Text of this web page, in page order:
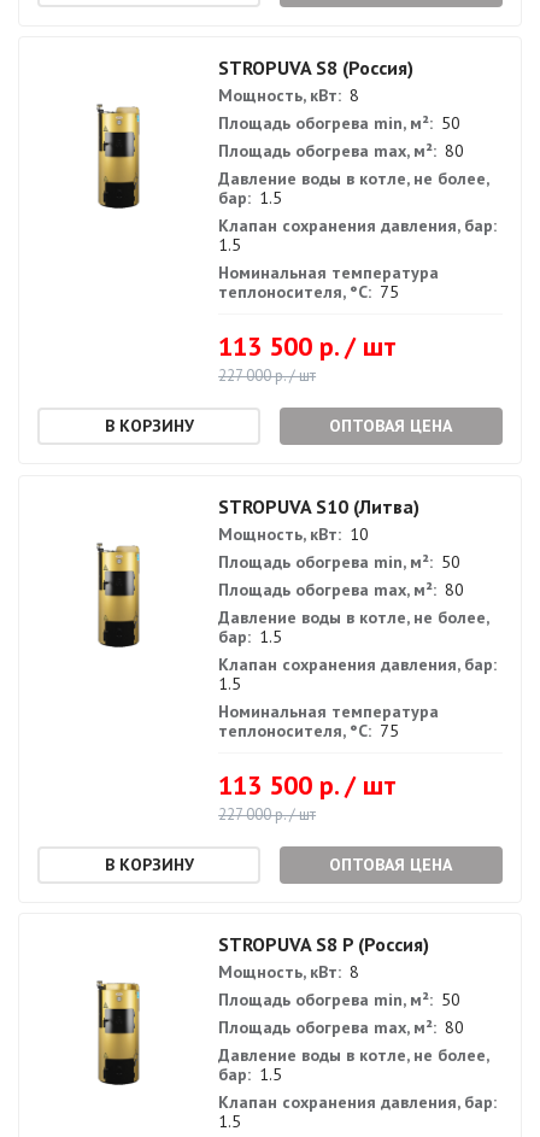
STROPUVA S8 (Россия)
Мощность, кВт: 8
Площадь обогрева min, м²: 50
Площадь обогрева max, м²: 80
Давление воды в котле, не более,
бар: 1.5
Клапан сохранения давления, бар:
1.5
Номинальная температура
теплоносителя, °С: 75
113 500 р. / шт
227 000 р. / шт
ОПТОВАЯ ЦЕНА
STROPUVA S10 (Литва)
Мощность, кВт: 10
Площадь обогрева min, м²: 50
Площадь обогрева max, м²: 80
Давление воды в котле, не более,
бар: 1.5
Клапан сохранения давления, бар:
1.5
Номинальная температура
теплоносителя, °С: 75
113 500 р. / шт
227 000 р. / шт
ОПТОВАЯ ЦЕНА
STROPUVA S8 P (Россия)
Мощность, кВт: 8
Площадь обогрева min, м²: 50
Площадь обогрева max, м²: 80
Давление воды в котле, не более,
бар: 1.5
Клапан сохранения давления, бар:
1.5